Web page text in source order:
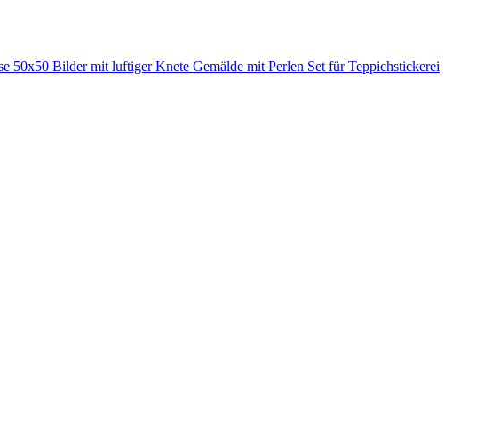
50x50 Bilder mit luftiger Knete Gemälde mit Perlen Set für Teppichstickerei